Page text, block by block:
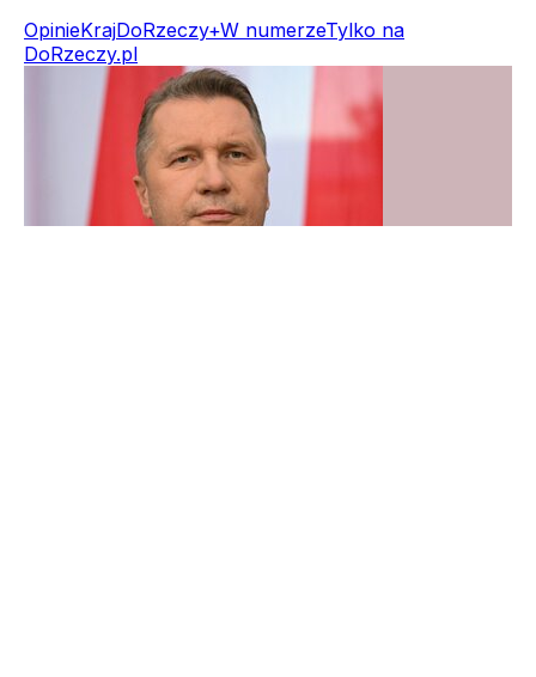
OpinieKrajDoRzeczy+W numerzeTylko na
DoRzeczy.pl